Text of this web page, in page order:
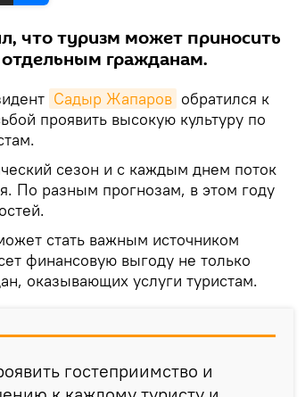
что туризм может приносить
гражданам.
Садыр Жапаров обратился к
проявить высокую культуру по
сезон и с каждым днем поток
По разным прогнозам, в этом году
стать важным источником
финансовую выгоду не только
оказывающих услуги туристам.
гостеприимство и